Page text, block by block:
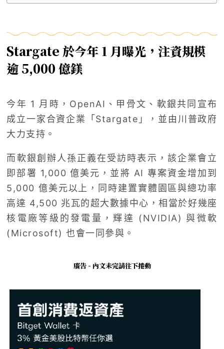
Stargate 於今年 1 月曝光，注資規模
逾 5,000 億鎂
今年 1 月時，OpenAI、甲骨文、軟銀共同宣布
成立一家合資企業「Stargate」，並由川普政府
大力支持。
而軟銀創辦人孫正義在受訪時表示，該企業會立
即部署 1,000 億美元，並將 AI 專案資金增加到
5,000 億美元以上，同時建置實體園區與總功率
高達 4,500 兆瓦的超大數據中心，相當於好幾座
核電廠等級的發電量，輝達 (NVIDIA) 與微軟
(Microsoft) 也會一同參與。
廣告 - 內文未完請往下捲動